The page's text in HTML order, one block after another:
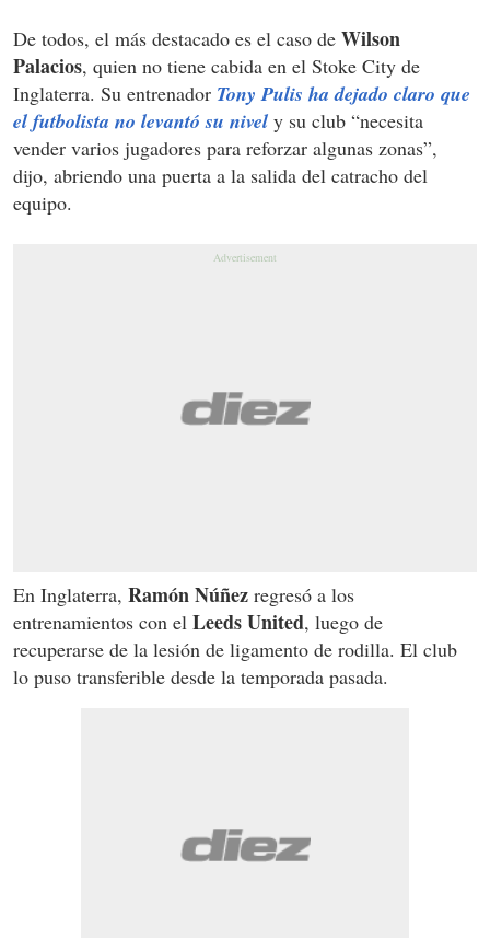
De todos, el más destacado es el caso de Wilson
Palacios, quien no tiene cabida en el Stoke City de
Inglaterra. Su entrenador Tony Pulis ha dejado claro que
el futbolista no levantó su nivel y su club “necesita
vender varios jugadores para reforzar algunas zonas”,
dijo, abriendo una puerta a la salida del catracho del
equipo.
En Inglaterra, Ramón Núñez regresó a los
entrenamientos con el Leeds United, luego de
recuperarse de la lesión de ligamento de rodilla. El club
lo puso transferible desde la temporada pasada.